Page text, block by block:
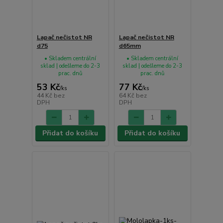
Lapač nečistot NR
d75
53 Kč/ks
44 Kč bez
DPH
• Skladem centrální
sklad | odešleme do 2-3
prac. dnů
Přidat do košíku
Lapač nečistot NR
d65mm
77 Kč/ks
64 Kč bez
DPH
• Skladem centrální
sklad | odešleme do 2-3
prac. dnů
Přidat do košíku